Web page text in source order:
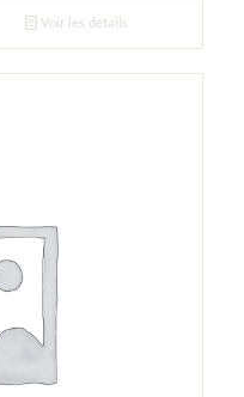
Voir les détails